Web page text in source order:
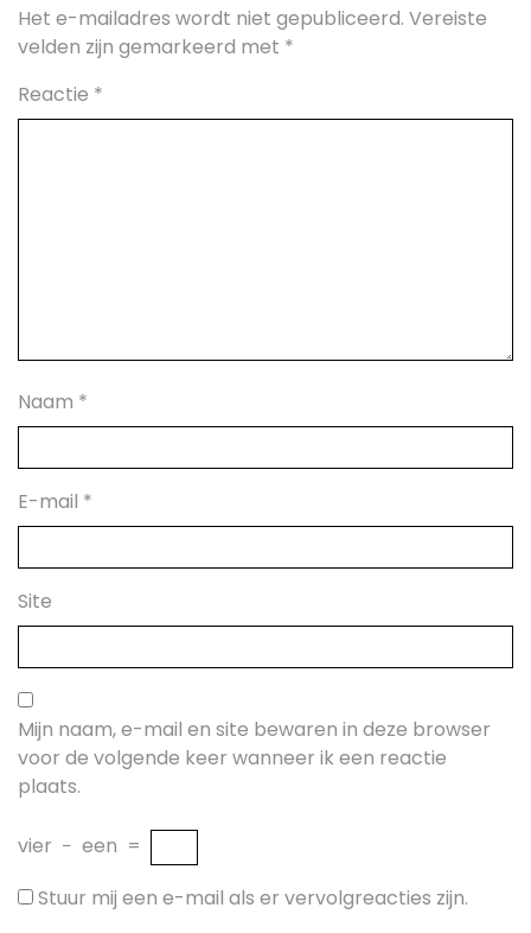
Het e-mailadres wordt niet gepubliceerd. Vereiste
velden zijn gemarkeerd met *
Reactie *
Naam *
E-mail *
Site
Mijn naam, e-mail en site bewaren in deze browser
voor de volgende keer wanneer ik een reactie
plaats.
vier − een =
Stuur mij een e-mail als er vervolgreacties zijn.